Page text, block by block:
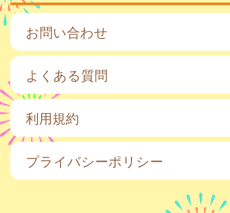
お問い合わせ
よくある質問
利用規約
プライバシーポリシー